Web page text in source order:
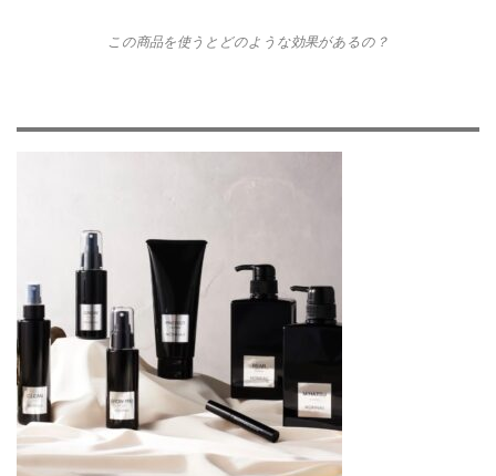
この商品を使うとどのような効果があるの？